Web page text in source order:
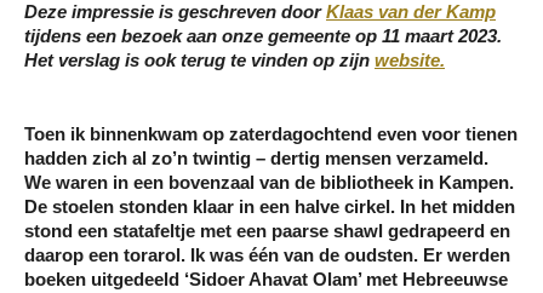
Deze impressie is geschreven doorKlaas van der Kamp
tijdens een bezoek aan onze gemeente op 11 maart 2023.
Het verslag is ook terug te vinden op zijn website.
Toen ik binnenkwam op zaterdagochtend even voor tienen
hadden zich al zo’n twintig – dertig mensen verzameld.
We waren in een bovenzaal van de bibliotheek in Kampen.
De stoelen stonden klaar in een halve cirkel. In het midden
stond een statafeltje met een paarse shawl gedrapeerd en
daarop een torarol. Ik was één van de oudsten. Er werden
boeken uitgedeeld ‘Sidoer Ahavat Olam’ met Hebreeuwse